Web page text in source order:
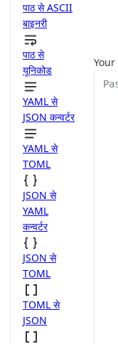
पाठ से ASCII
बाइनरी
पाठ से
यूनिकोड
YAML से
JSON कन्वर्टर
YAML से
TOML
JSON से
YAML
कन्वर्टर
JSON से
TOML
TOML से
JSON
Your